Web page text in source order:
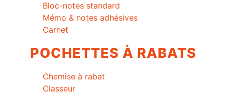
Bloc-notes standard
Mémo & notes adhésives
Carnet
POCHETTES À RABATS
Chemise à rabat
Classeur